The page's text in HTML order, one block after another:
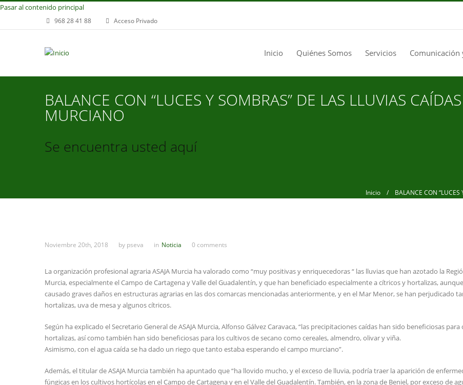
Pasar al contenido principal
968 28 41 88 Acceso Privado
Inicio Quiénes Somos Servicios
BALANCE CON “LUCES Y SOMBRAS” DE LAS LLUVIAS
MURCIANO
Se encuentra usted aquí
Inicio / BALANCE CON “LUCES
Noviembre 20th, 2018 by pseva in Noticia 0 comments
La organización profesional agraria ASAJA Murcia ha valorado como “muy positivas y enriquecedoras “ las lluvias que han azotado la
Murcia, especialmente el Campo de Cartagena y Valle del Guadalentín, y que han beneficiado especialmente a cítricos y hortalizas,
causado graves daños en estructuras agrarias en las dos comarcas mencionadas anteriormente, y en el Mar Menor, se han perjudicado
hortalizas, uva de mesa y algunos cítricos.
Según ha explicado el Secretario General de ASAJA Murcia, Alfonso Gálvez Caravaca, “las precipitaciones caídas han sido beneficiosas para
hortalizas, así como también han sido beneficiosas para los cultivos de secano como cereales, almendro, olivar y viña.
Asimismo, con el agua caída se ha dado un riego que tanto estaba esperando el campo murciano”.
Además, el titular de ASAJA Murcia también ha apuntado que “ha llovido mucho, y el exceso de lluvia, podría traer la aparición de
fúngicas en los cultivos hortícolas en el Campo de Cartagena y en el Valle del Guadalentín. También, en la zona de Beniel, por exceso de